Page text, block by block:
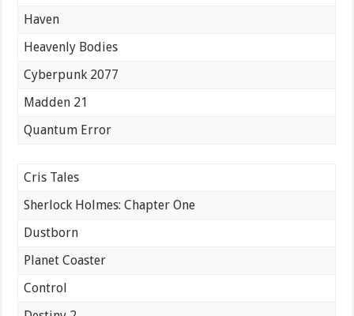
Haven
Heavenly Bodies
Cyberpunk 2077
Madden 21
Quantum Error
Cris Tales
Sherlock Holmes: Chapter One
Dustborn
Planet Coaster
Control